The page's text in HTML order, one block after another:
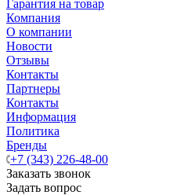
Гарантия на товар
Компания
О компании
Новости
Отзывы
Контакты
Партнеры
Контакты
Информация
Политика
Бренды
+7 (343) 226-48-00
Заказать звонок
Задать вопрос